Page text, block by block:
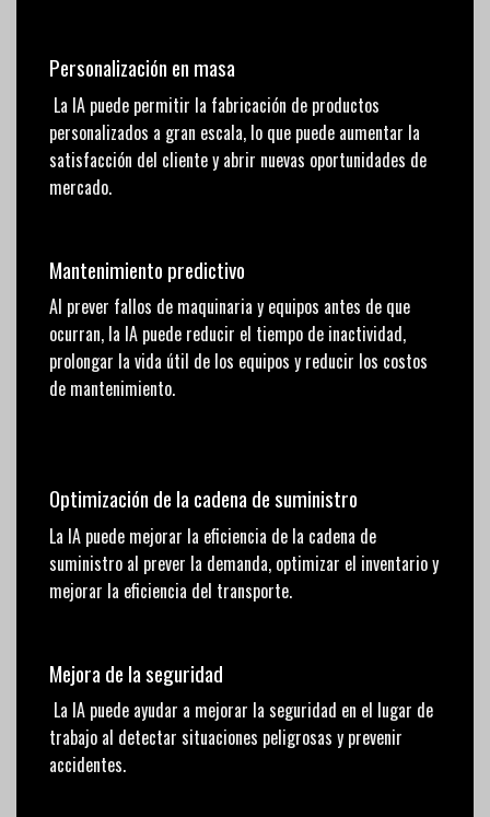
Personalización en masa
La IA puede permitir la fabricación de productos
personalizados a gran escala, lo que puede aumentar la
satisfacción del cliente y abrir nuevas oportunidades de
mercado.
Mantenimiento predictivo
Al prever fallos de maquinaria y equipos antes de que
ocurran, la IA puede reducir el tiempo de inactividad,
prolongar la vida útil de los equipos y reducir los costos
de mantenimiento.
Optimización de la cadena de suministro
La IA puede mejorar la eficiencia de la cadena de
suministro al prever la demanda, optimizar el inventario y
mejorar la eficiencia del transporte.
Mejora de la seguridad
La IA puede ayudar a mejorar la seguridad en el lugar de
trabajo al detectar situaciones peligrosas y prevenir
accidentes.